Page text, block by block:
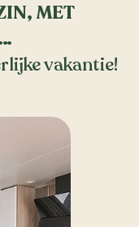
MET
vakantie!